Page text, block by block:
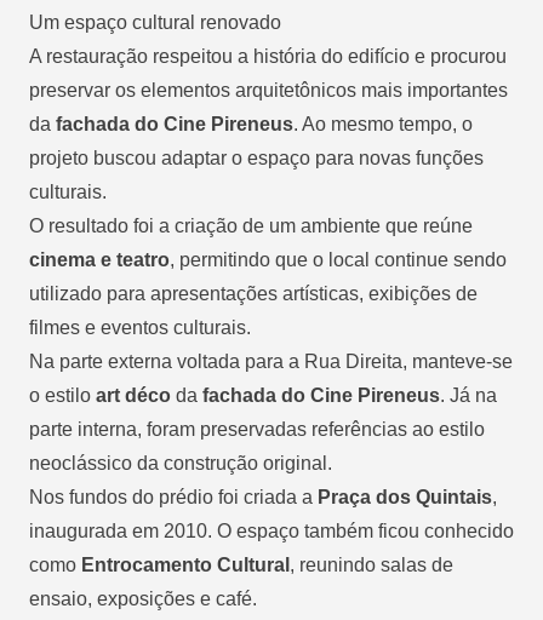
Um espaço cultural renovado
A restauração respeitou a história do edifício e procurou
preservar os elementos arquitetônicos mais importantes
da fachada do Cine Pireneus. Ao mesmo tempo, o
projeto buscou adaptar o espaço para novas funções
culturais.
O resultado foi a criação de um ambiente que reúne
cinema e teatro, permitindo que o local continue sendo
utilizado para apresentações artísticas, exibições de
filmes e eventos culturais.
Na parte externa voltada para a Rua Direita, manteve-se
o estilo art déco da fachada do Cine Pireneus. Já na
parte interna, foram preservadas referências ao estilo
neoclássico da construção original.
Nos fundos do prédio foi criada a Praça dos Quintais,
inaugurada em 2010. O espaço também ficou conhecido
como Entrocamento Cultural , reunindo salas de
ensaio, exposições e café.